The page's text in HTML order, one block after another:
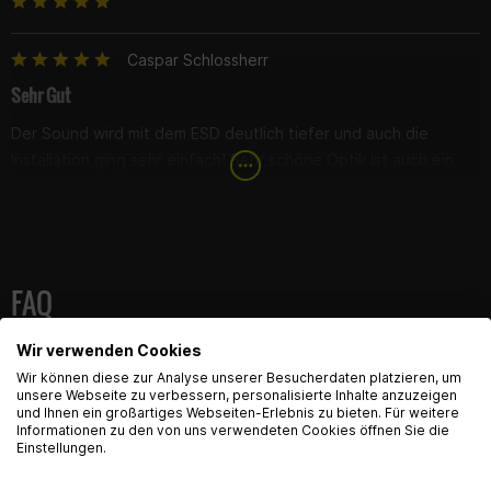
Caspar Schlossherr
Sehr Gut
Der Sound wird mit dem ESD deutlich tiefer und auch die
Installation ging sehr einfach! Sehr schöne Optik ist auch ein
FAQ
Hier findest du die häufigsten Fragen und die dazugehörigen
Antworten zu diesem Artikel.
Lieferumfang
English Language recognized
Hey! Our Shop recognized that you are from USA.
Would you like to see the english Version of Radical
Wir verwenden Cookies
Wir können diese zur Analyse unserer Besucherdaten platzieren, um
unsere Webseite zu verbessern, personalisierte Inhalte anzuzeigen
und Ihnen ein großartiges Webseiten-Erlebnis zu bieten. Für weitere
Informationen zu den von uns verwendeten Cookies öffnen Sie die
Einstellungen.